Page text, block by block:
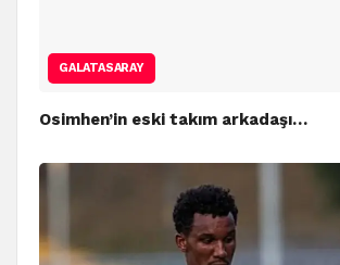
GALATASARAY
Osimhen’in eski takım arkadaşı…